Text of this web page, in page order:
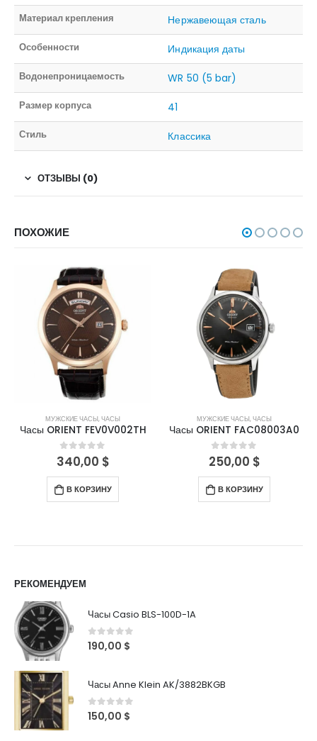
Материал крепления Нержавеющая сталь
Особенности Индикация даты
Водонепроницаемость WR 50 (5 bar)
Размер корпуса 41
Стиль Классика
ОТЗЫВЫ (0)
ПОХОЖИЕ
МУЖСКИЕ ЧАСЫ,ЧАСЫ
Часы ORIENT FEV0V002TH
0 out of 5
340,00 $
В КОРЗИНУ
МУЖСКИЕ ЧАСЫ,ЧАСЫ
Часы ORIENT FAC08003A0
0out of 5
250,00 $
В КОРЗИНУ
РЕКОМЕНДУЕМ
Часы Casio BLS-100D-1A
0out of 5
190,00 $
Часы Anne Klein AK/3882BKGB
0out of 5
150,00 $